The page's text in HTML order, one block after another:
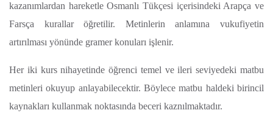
kazanımlardan hareketle Osmanlı Tükçesi içerisindeki Arapça ve
Farsça kurallar öğretilir. Metinlerin anlamına vukufiyetin
artırılması yönünde gramer konuları işlenir.
Her iki kurs nihayetinde öğrenci temel ve ileri seviyedeki matbu
metinleri okuyup anlayabilecektir. Böylece matbu haldeki birincil
kaynakları kullanmak noktasında beceri kaznılmaktadır.